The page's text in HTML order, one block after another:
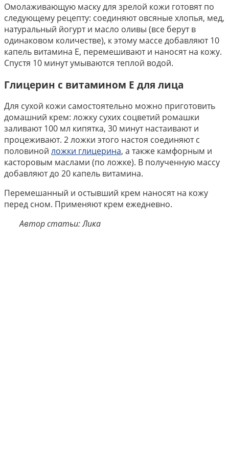
Омолаживающую маску для зрелой кожи готовят по
следующему рецепту: соединяют овсяные хлопья, мед,
натуральный йогурт и масло оливы (все берут в
одинаковом количестве), к этому массе добавляют 10
капель витамина Е, перемешивают и наносят на кожу.
Спустя 10 минут умываются теплой водой.
Глицерин с витамином Е для лица
Для сухой кожи самостоятельно можно приготовить
домашний крем: ложку сухих соцветий ромашки
заливают 100 мл кипятка, 30 минут настаивают и
процеживают. 2 ложки этого настоя соединяют с
половиной ложки глицерина, а также камфорным и
касторовым маслами (по ложке). В полученную массу
добавляют до 20 капель витамина.
Перемешанный и остывший крем наносят на кожу
перед сном. Применяют крем ежедневно.
Автор статьи: Лика